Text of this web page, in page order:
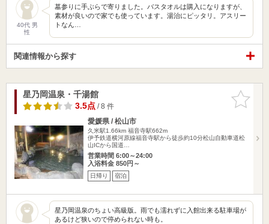
40代 男
性
墓参りに手ぶらで寄りました。バスタオルは購入になりますが、
素材が良いので家でも使っています。湯治にピッタリ。アスリー
トなん…
関連情報から探す
お気に入
りに追加
星乃岡温泉・千湯館
3.5点/ 8 件
愛媛県 / 松山市
久米駅1.66km 福音寺駅662m
伊予鉄道横河原線福音寺駅から徒歩約10分松山自動車道松
山ICから国道…
営業時間 6:00～24:00
入浴料金 850円～
日帰り 宿泊
星乃岡温泉のちょい高級版。雨でも濡れずに入館出来る駐車場が
あるけど狭いので停められない時も。